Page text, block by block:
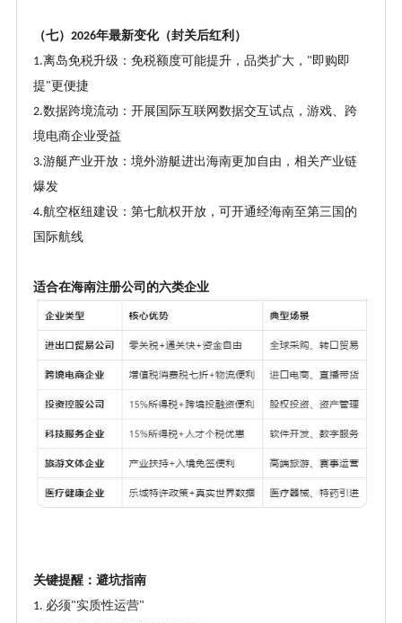
（七） 2026年最新变化（封关后红利）
1.离岛免税升级：免税额度可能提升，品类扩大， " 即购即
提"更便捷
2.数据跨境流动：开展国际互联网数据交互试点，游戏、跨
境电商企业受益
3.游艇产业开放：境外游艇进出海南更加自由，相关产业链
爆发
4.航空枢纽建设：第七航权开放，可开通经海南至第三国的
国际航线
适合在海南注册公司的六类企业
关键提醒：避坑指南
1. 必须"实质性运营"